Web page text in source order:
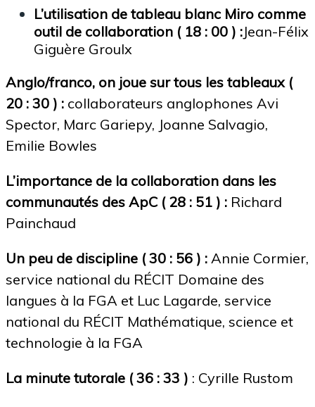
L’utilisation de tableau blanc Miro comme
outil de collaboration ( 18 : 00 ) :Jean-Félix
Giguère Groulx
Anglo/franco, on joue sur tous les tableaux (
20 : 30 ) : collaborateurs anglophones Avi
Spector, Marc Gariepy, Joanne Salvagio,
Emilie Bowles
L’importance de la collaboration dans les
communautés des ApC ( 28 : 51 ) : Richard
Painchaud
Un peu de discipline ( 30 : 56 ) : Annie Cormier,
service national du RÉCIT Domaine des
langues à la FGA et Luc Lagarde, service
national du RÉCIT Mathématique, science et
technologie à la FGA
La minute tutorale ( 36 : 33 ) : Cyrille Rustom